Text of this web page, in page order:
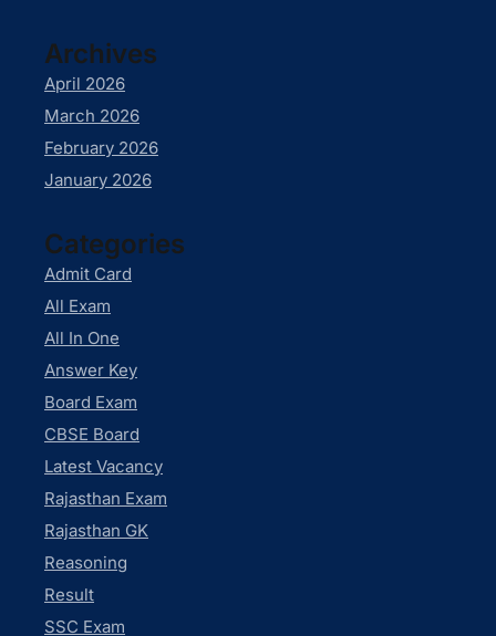
Archives
April 2026
March 2026
February 2026
January 2026
Categories
Admit Card
All Exam
All In One
Answer Key
Board Exam
CBSE Board
Latest Vacancy
Rajasthan Exam
Rajasthan GK
Reasoning
Result
SSC Exam